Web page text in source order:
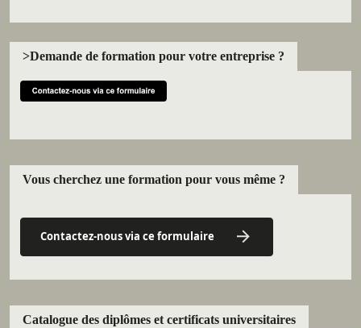
>Demande de formation pour votre entreprise ?
Vous cherchez une formation pour vous même ?
Contactez-nous via ce formulaire
Catalogue des diplômes et certificats universitaires